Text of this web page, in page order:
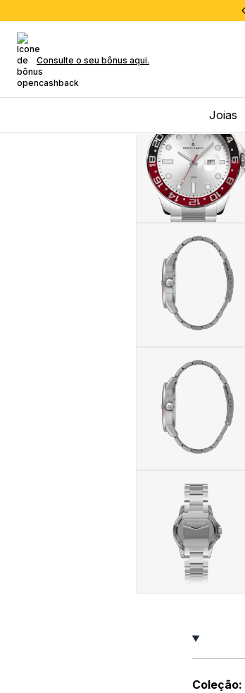
Consulte o seu bônus aqui.
Joias
Coleção: